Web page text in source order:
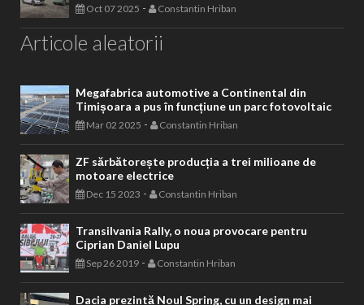
Oct 07 2025 - Constantin Hriban
Articole aleatorii
Megafabrica automotive a Continental din
Timișoara a pus în funcțiune un parc fotovoltaic
Mar 02 2025 - Constantin Hriban
ZF sărbătorește producția a trei milioane de
motoare electrice
Dec 15 2023 - Constantin Hriban
Transilvania Rally, o noua provocare pentru
Ciprian Daniel Lupu
Sep 26 2019 - Constantin Hriban
Dacia prezintă Noul Spring, cu un design mai